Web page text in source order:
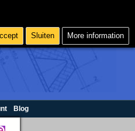
Blog
Sluiten More information